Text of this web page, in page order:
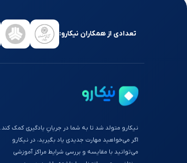
تعدادی از همکاران نیکارو:
نیکارو متولد شد تا به شما در جریانِ یادگیری کمک کند.
اگر می‌خواهید مهارت جدیدی یاد بگیرید، در نیکارو
می‌توانید با مقایسه و بررسی شرایط مراکز آموزشی